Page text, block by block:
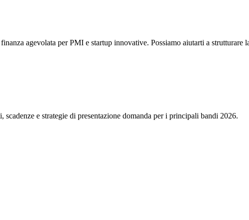
agevolata per PMI e startup innovative. Possiamo aiutarti a
e strategie di presentazione domanda per i principali bandi 2026.